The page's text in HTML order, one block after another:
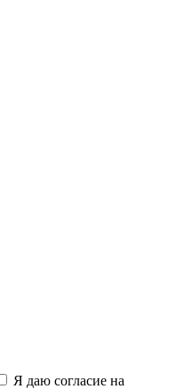
Я даю согласие на